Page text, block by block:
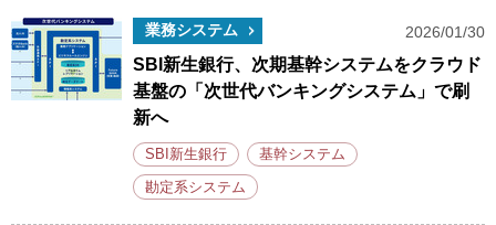
業務システム 2026/01/30
SBI新生銀行、次期基幹システムをクラウド
基盤の「次世代バンキングシステム」で刷
新へ
SBI新生銀行 基幹システム
勘定系システム